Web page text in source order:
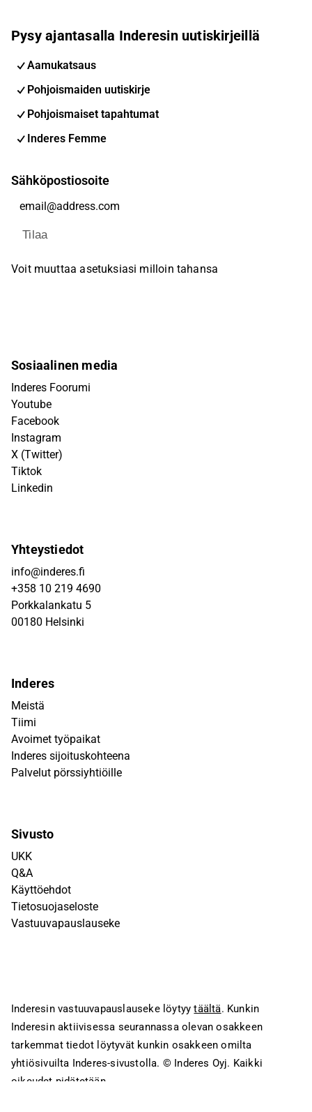
Pysy ajantasalla Inderesin uutiskirjeillä
Aamukatsaus
Pohjoismaiden uutiskirje
Pohjoismaiset tapahtumat
Inderes Femme
Sähköpostiosoite
Tilaa
Voit muuttaa asetuksiasi milloin tahansa
Sosiaalinen media
Inderes Foorumi
Youtube
Facebook
Instagram
X (Twitter)
Tiktok
Linkedin
Yhteystiedot
info@inderes.fi
+358 10 219 4690
Porkkalankatu 5
00180 Helsinki
Inderes
Meistä
Tiimi
Avoimet työpaikat
Inderes sijoituskohteena
Palvelut pörssiyhtiöille
Sivusto
UKK
Q&A
Käyttöehdot
Tietosuojaseloste
Vastuuvapauslauseke
Inderesin vastuuvapauslauseke löytyytäältä. Kunkin
Inderesin aktiivisessa seurannassa olevan osakkeen
tarkemmat tiedot löytyvät kunkin osakkeen omilta
yhtiösivuilta Inderes-sivustolla. © Inderes Oyj. Kaikki
oikeudet pidätetään.